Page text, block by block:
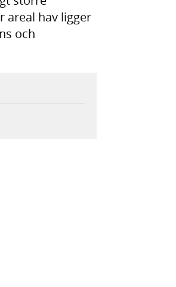
areal hav ligger
och